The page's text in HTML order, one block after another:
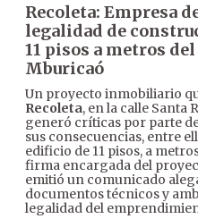
Recoleta: Empresa
legalidad de
11 pisos a metros
Mburicaó
Un proyecto inmobiliario
Recoleta, en la calle Santa
generó críticas por parte
sus consecuencias, entre
edificio de 11 pisos, a
firma encargada del
emitió un comunicado
documentos técnicos y
legalidad del